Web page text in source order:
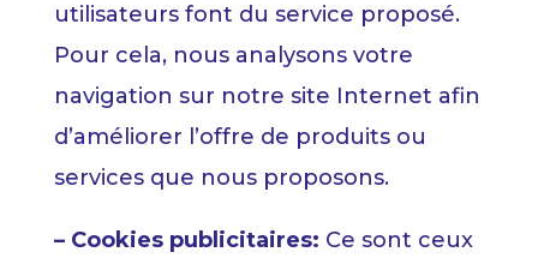
utilisateurs font du service proposé.
Pour cela, nous analysons votre
navigation sur notre site Internet afin
d’améliorer l’offre de produits ou
services que nous proposons.
– Cookies publicitaires: Ce sont ceux